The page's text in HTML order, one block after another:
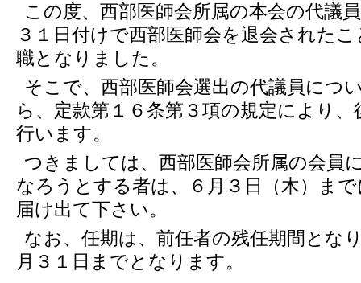
この度、西部医師会所属の本会の代議
３１日付けで西部医師会を退会された
職となりました。
そこで、西部医師会選出の代議員につ
ら、定款第１６条第３項の規定により
行います。
つきましては、西部医師会所属の会員
なろうとする者は、６月３日（木）ま
届け出て下さい。
なお、任期は、前任者の残任期間とな
月３１日までとなります。